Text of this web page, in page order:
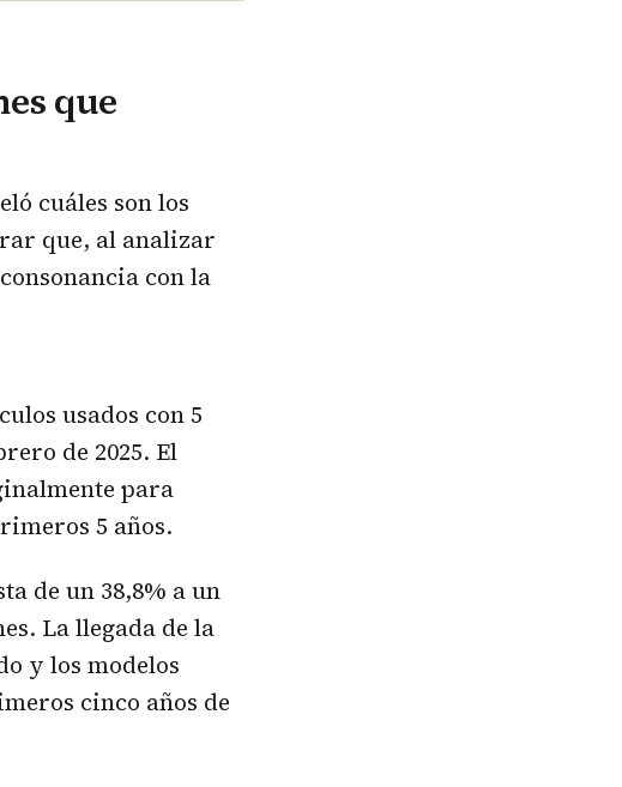
que
cuáles son los
que, al analizar
con la
usados con 5
de 2025. El
para
5 años.
de un 38,8% a un
La llegada de la
y los modelos
cinco años de